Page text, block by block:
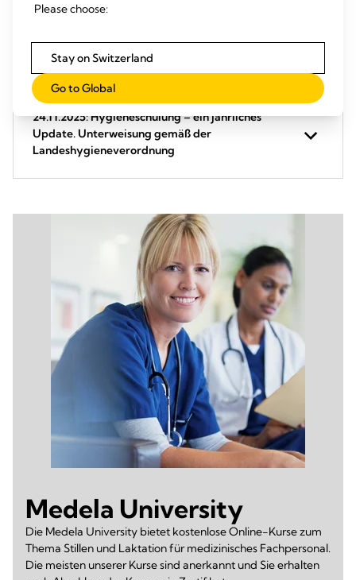
22.10.2025: Thopaz+: Einweisung in das digitale
Thoraxdrainage-System für (Neu-)Anwender
24.11.2025: Hygieneschulung – ein jährliches
Update. Unterweisung gemäß der
Landeshygieneverordnung
Medela University
Die Medela University bietet kostenlose Online-Kurse zum
Thema Stillen und Laktation für medizinisches Fachpersonal.
Die meisten unserer Kurse sind anerkannt und Sie erhalten
Please choose:
Stay on Switzerland
Go to Global